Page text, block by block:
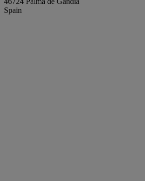
Spain